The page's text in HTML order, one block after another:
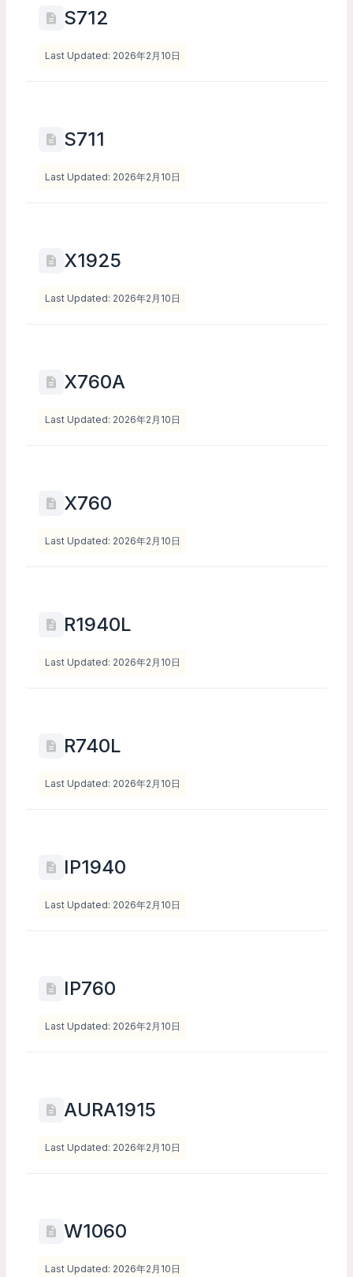
S712
Last Updated: 2026年2月10日
S711
Last Updated: 2026年2月10日
X1925
Last Updated: 2026年2月10日
X760A
Last Updated: 2026年2月10日
X760
Last Updated: 2026年2月10日
R1940L
Last Updated: 2026年2月10日
R740L
Last Updated: 2026年2月10日
IP1940
Last Updated: 2026年2月10日
IP760
Last Updated: 2026年2月10日
AURA1915
Last Updated: 2026年2月10日
W1060
Last Updated: 2026年2月10日